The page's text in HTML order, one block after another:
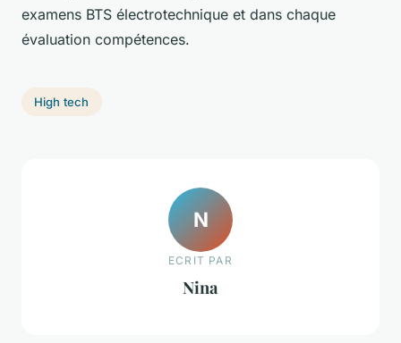
examens BTS électrotechnique et dans chaque
évaluation compétences.
High tech
N
ECRIT PAR
Nina